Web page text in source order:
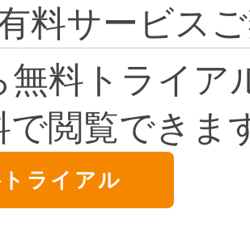
料サービス
無料トライア
で閲覧できま
ライアル